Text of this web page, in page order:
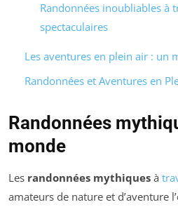
Randonnées inoubliables à
spectaculaires
Les aventures en plein air : un
Randonnées et Aventures en
Randonnées
monde
Les randonnées mythiques à
amateurs de nature et d’aventure